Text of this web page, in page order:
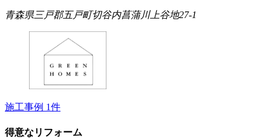
青森県三戸郡五戸町切谷内菖蒲川上谷地27-1
施工事例 1件
得意なリフォーム